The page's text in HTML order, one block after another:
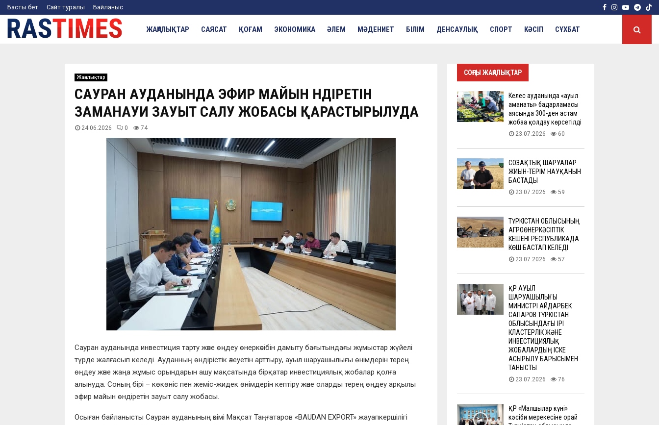
Басты бет Сайт туралы Байланыс Facebook
Instagram
Youtube
ЖАҢАЛЫҚТАР САЯСАТ ҚОҒАМ ЭКОНОМИКА ӘЛЕМ МӘДЕНИЕТ БІЛІМ ДЕНСАУЛЫҚ СПОРТ КӘСІП СҰХБАТ
Жаңалықтар
САУРАН АУДАНЫНДА ЭФИР МАЙЫН ӨНДІРЕТІН
ЗАМАНАУИ ЗАУЫТ САЛУ ЖОБАСЫ ҚАРАСТЫРЫЛУДА
24.06.2026 0 74
Сауран ауданында инвестиция тарту және өңдеу өнеркәсібін дамыту бағытындағы жұмыстар жүйелі
түрде жалғасып келеді. Ауданның өндірістік әлеуетін арттыру, ауыл шаруашылығы өнімдерін терең
өңдеу және жаңа жұмыс орындарын ашу мақсатында бірқатар инвестициялық жобалар қолға
алынуда. Соның бірі – көкөніс пен жеміс-жидек өнімдерін кептіру және оларды терең өңдеу арқылы
эфир майын өндіретін зауыт салу жобасы.
Осыған байланысты Сауран ауданының әкімі Мақсат Таңғатаров «BAUDAN EXPORT» жауапкершілігі
СОҢҒЫ ЖАҢАЛЫҚТАР
Келес ауданында «ауыл
аманаты» бағдарламасы
аясында 300-ден астам
жобаға қолдау көрсетілді
23.07.2026 60
СОЗАҚТЫҚ ШАРУАЛАР
ЖИЫН-ТЕРІМ НАУҚАНЫН
БАСТАДЫ
23.07.2026 59
ТҮРКІСТАН ОБЛЫСЫНЫҢ
АГРОӨНЕРКӘСІПТІК
КЕШЕНІ РЕСПУБЛИКАДА
КӨШ БАСТАП КЕЛЕДІ
23.07.2026 57
ҚР АУЫЛ
ШАРУАШЫЛЫҒЫ
МИНИСТРІ АЙДАРБЕК
САПАРОВ ТҮРКІСТАН
ОБЛЫСЫНДАҒЫ ІРІ
КЛАСТЕРЛІК ЖӘНЕ
ИНВЕСТИЦИЯЛЫҚ
ЖОБАЛАРДЫҢ ІСКЕ
АСЫРЫЛУ БАРЫСЫМЕН
ТАНЫСТЫ
23.07.2026 76
ҚР «Малшылар күні»
кәсіби мерекесіне орай